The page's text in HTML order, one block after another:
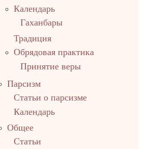
Календарь
Гаханбары
Традиция
Обрядовая практика
Принятие веры
Парсизм
Статьи о парсизме
Календарь
Общее
Статьи